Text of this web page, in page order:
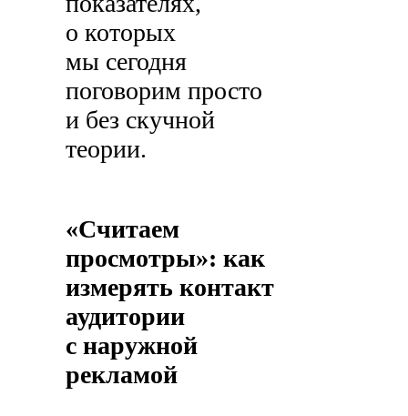
о которых
мы сегодня
поговорим просто
и без скучной
теории.
«Считаем
просмотры»: как
измерять контакт
аудитории
с наружной
рекламой